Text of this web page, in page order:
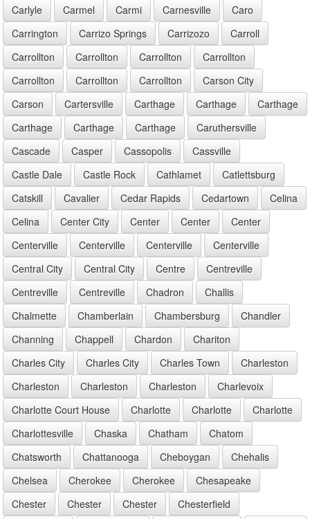
Carlyle Carmel Carmi Carnesville
Caro
Carrington
Carrizo Springs Carrizozo
Carroll
Carrollton
Carrollton Carrollton
Carrollton
Carrollton
Carrollton Carrollton
Carson City
Carson
Cartersville Carthage Carthage
Carthage
Carthage
Carthage Carthage
Caruthersville
Cascade
Casper Cassopolis
Cassville
Castle Dale
Castle Rock Cathlamet
Catlettsburg
Catskill
Cavalier Cedar Rapids Cedartown
Celina
Celina
Center City Center Center
Center
Centerville
Centerville Centerville
Centerville
Central City
Central City Centre
Centreville
Centreville
Centreville Chadron
Challis
Chalmette
Chamberlain Chambersburg
Chandler
Channing
Chappell Chardon
Chariton
Charles City
Charles City Charles Town
Charleston
Charleston
Charleston Charleston
Charlevoix
Charlotte Court House
Charlotte Charlotte
Charlotte
Charlottesville
Chaska Chatham
Chatom
Chatsworth
Chattanooga Cheboygan
Chehalis
Chelsea
Cherokee Cherokee
Chesapeake
Chester
Chester Chester
Chesterfield